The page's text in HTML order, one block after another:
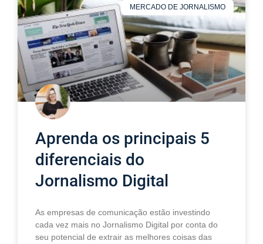
MERCADO DE JORNALISMO
Aprenda os principais 5
diferenciais do
Jornalismo Digital
As empresas de comunicação estão investindo
cada vez mais no Jornalismo Digital por conta do
seu potencial de extrair as melhores coisas das